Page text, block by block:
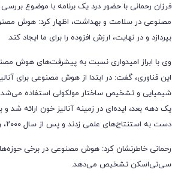
فرزان رحمانی با حضور درد یک برنامه با موضوع
مصنوعی در سلامت و بهداشت، اظهار کرد: هوش
بپردازد و در نهایت، ارزش افزوده را برای ما ایجاد کند.
وی با ابراز امیدواری نسبت به پیشرفت‌های هوش
این فناوری، گفت: در ابتدا از هوش مصنوعی برای
شیمیایی و تشخیص ساختار مولکولی استفاده می‌شد.
یک دهه بعد، ایده‌ای در زمینه آنالیز خون ارائه
دست به استنتاج‌های علمی زدند و پس از سال ۲۰۰۰، روش‌های مبتنی بر یادگیری عمیق، مسائل پیشرفته را حل‌وفصل کرد.
رحمانی خاطرنشان کرد: هوش مصنوعی در برخی
سی‌تی‌اسکن تشخیص می‌دهد.